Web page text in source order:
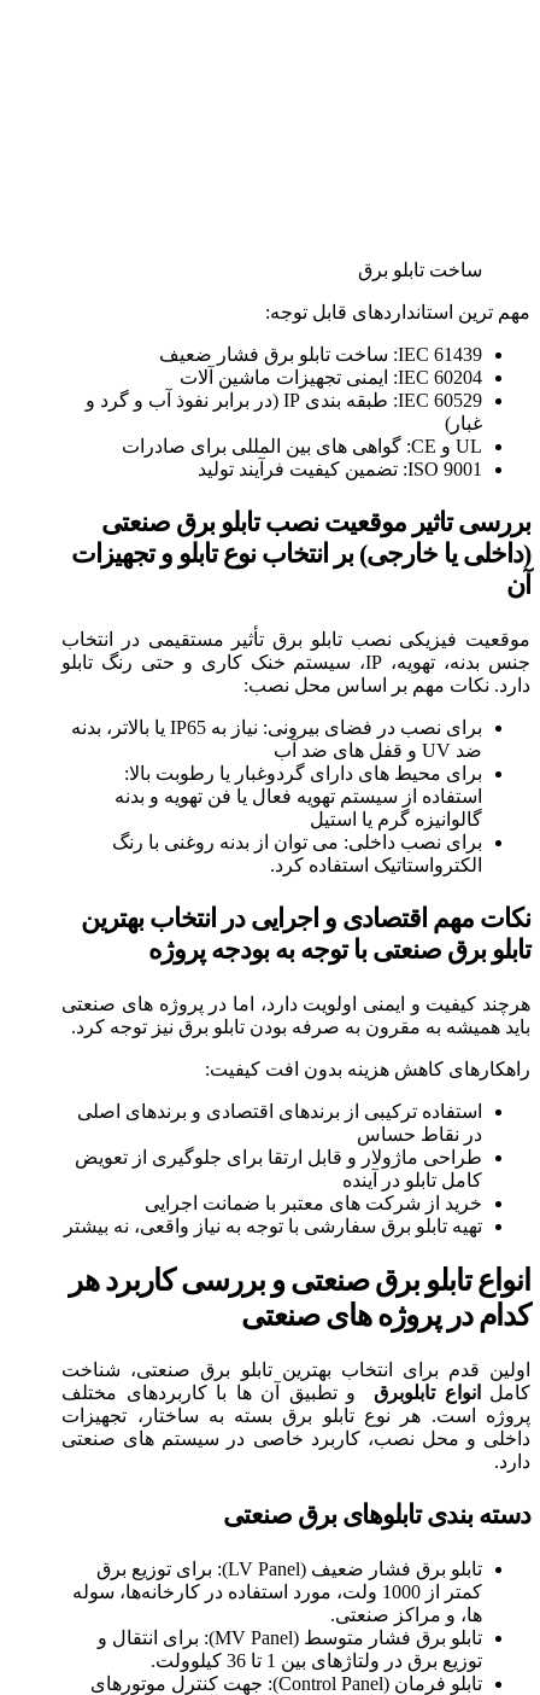
ساخت تابلو برق
مهم‌ ترین استانداردهای قابل توجه:
IEC 61439: ساخت تابلو برق فشار ضعیف
IEC 60204: ایمنی تجهیزات ماشین‌ آلات
IEC 60529: طبقه‌ بندی IP (در برابر نفوذ آب و گرد و
غبار)
UL و CE: گواهی‌ های بین‌ المللی برای صادرات
ISO 9001: تضمین کیفیت فرآیند تولید
بررسی تاثیر موقعیت نصب تابلو برق صنعتی
(داخلی یا خارجی) بر انتخاب نوع تابلو و تجهیزات
آن
موقعیت فیزیکی نصب تابلو برق تأثیر مستقیمی در انتخاب
جنس بدنه، تهویه، IP، سیستم خنک‌ کاری و حتی رنگ تابلو
دارد. نکات مهم بر اساس محل نصب:
برای نصب در فضای بیرونی: نیاز به IP65 یا بالاتر، بدنه
ضد UV و قفل‌ های ضد آب
برای محیط‌ های دارای گردوغبار یا رطوبت بالا:
استفاده از سیستم تهویه فعال یا فن تهویه و بدنه
گالوانیزه گرم یا استیل
برای نصب داخلی: می‌ توان از بدنه روغنی با رنگ
الکترواستاتیک استفاده کرد.
نکات مهم اقتصادی و اجرایی در انتخاب بهترین
تابلو برق صنعتی با توجه به بودجه پروژه
هرچند کیفیت و ایمنی اولویت دارد، اما در پروژه‌ های صنعتی
باید همیشه به مقرون‌ به‌ صرفه بودن تابلو برق نیز توجه کرد.
راهکارهای کاهش هزینه بدون افت کیفیت:
استفاده ترکیبی از برندهای اقتصادی و برندهای اصلی
در نقاط حساس
طراحی ماژولار و قابل ارتقا برای جلوگیری از تعویض
کامل تابلو در آینده
خرید از شرکت‌ های معتبر با ضمانت اجرایی
تهیه تابلو برق سفارشی با توجه به نیاز واقعی، نه بیشتر
انواع تابلو برق صنعتی و بررسی کاربرد هر
کدام در پروژه‌ های صنعتی
اولین قدم برای انتخاب بهترین تابلو برق صنعتی، شناخت
کامل
انواع تابلوبرق و تطبیق آن‌ ها با کاربردهای مختلف
پروژه است. هر نوع تابلو برق بسته به ساختار، تجهیزات
داخلی و محل نصب، کاربرد خاصی در سیستم‌ های صنعتی
دارد.
دسته‌ بندی تابلوهای برق صنعتی
تابلو برق فشار ضعیف (LV Panel): برای توزیع برق
کمتر از 1000 ولت، مورد استفاده در کارخانه‌ها، سوله‌
ها، و مراکز صنعتی.
تابلو برق فشار متوسط (MV Panel): برای انتقال و
توزیع برق در ولتاژهای بین 1 تا 36 کیلوولت.
تابلو فرمان (Control Panel): جهت کنترل موتورهای